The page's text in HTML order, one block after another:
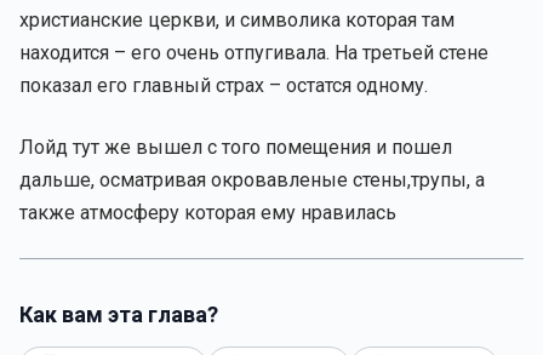
христианские церкви, и символика которая там
находится – его очень отпугивала. На третьей стене
показал его главный страх – остатся одному.
Лойд тут же вышел с того помещения и пошел
дальше, осматривая окровавленые стены,трупы, а
также атмосферу которая ему нравилась
Как вам эта глава?